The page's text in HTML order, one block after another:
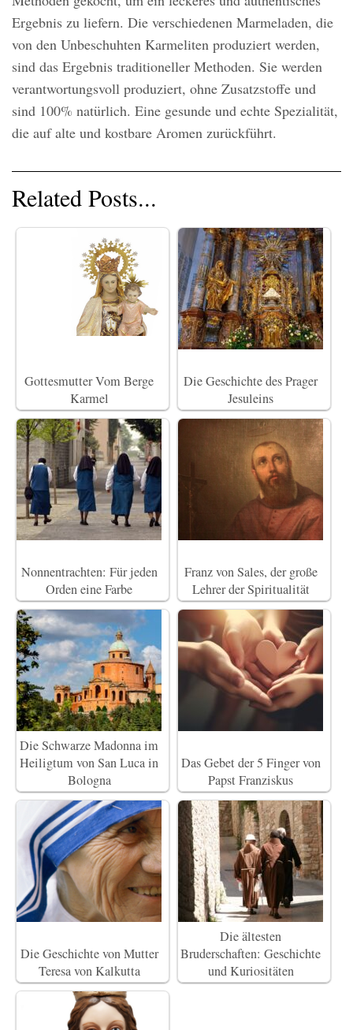
Ergebnis zu liefern. Die verschiedenen Marmeladen, die
von den Unbeschuhten Karmeliten produziert werden,
sind das Ergebnis traditioneller Methoden. Sie werden
verantwortungsvoll produziert, ohne Zusatzstoffe und
sind 100% natürlich. Eine gesunde und echte Spezialität,
die auf alte und kostbare Aromen zurückführt.
Related Posts...
Gottesmutter Vom Berge
Karmel
Die Geschichte des Prager
Jesuleins
Nonnentrachten: Für jeden
Orden eine Farbe
Franz von Sales, der große
Lehrer der Spiritualität
Die Schwarze Madonna im
Heiligtum von San Luca in
Bologna
Das Gebet der 5 Finger von
Papst Franziskus
Die Geschichte von Mutter
Teresa von Kalkutta
Die ältesten
Bruderschaften: Geschichte
und Kuriositäten